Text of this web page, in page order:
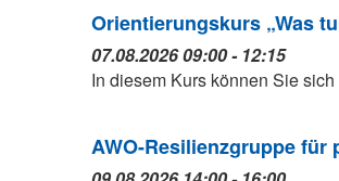
Orientierungskurs „Was
07.08.2026 09:00 - 12:15
In diesem Kurs können Sie
AWO-Resilienzgruppe für